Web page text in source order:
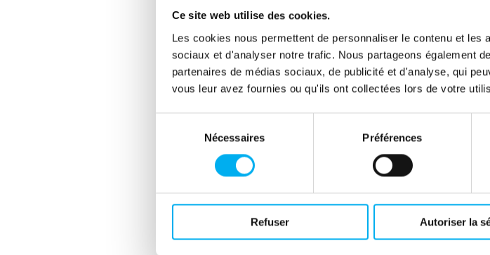
Ce site web utilise des cookies.
Les cookies nous permettent de personnaliser le contenu et
sociaux et d'analyser notre trafic. Nous partageons également
partenaires de médias sociaux, de publicité et d'analyse, qui
vous leur avez fournies ou qu'ils ont collectées lors de votre
consentement
Nécessaires Préférences
Refuser Autoriser la
confidentialité
L'option de confidentialité ne s'applique
moyennes entreprises appartenant à un groupe •
d'assurance et de réassurance, fonds de retraite, mutuelles
réglementé • Micro-entreprises dont l'activité consiste à
(holding) • Entités faisant appel à la générosité publique
Source : Service Public